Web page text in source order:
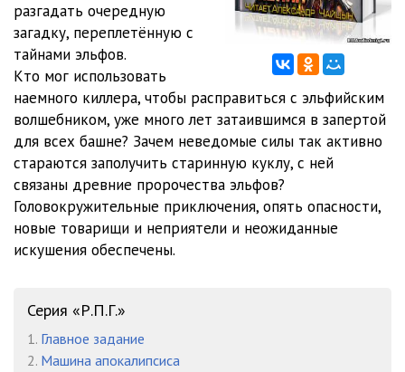
разгадать очередную
загадку, переплетённую с
тайнами эльфов.
Кто мог использовать
наемного киллера, чтобы расправиться с эльфийским
волшебником, уже много лет затаившимся в запертой
для всех башне? Зачем неведомые силы так активно
стараются заполучить старинную куклу, с ней
связаны древние пророчества эльфов?
Головокружительные приключения, опять опасности,
новые товарищи и неприятели и неожиданные
искушения обеспечены.
Серия «Р.П.Г.»
1. Главное задание
2. Машина апокалипсиса